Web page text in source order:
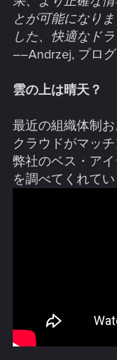
とが可能になり
した、快適なド
――Andrzej, プログ
雲の上は晴天？
最近の組織体制お
クラウドがマッ
弊社のベス・ア
を調べてくれてい